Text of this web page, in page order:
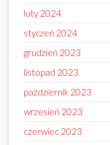
luty 2024
styczeń 2024
grudzień 2023
listopad 2023
październik 2023
wrzesień 2023
czerwiec 2023